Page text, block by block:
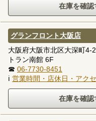
グランフロント大阪店
大阪府大阪市北区大深町4-
トラン南館 6F
☎ 06-7730-8451
ℹ 営業時間・店休日・アク